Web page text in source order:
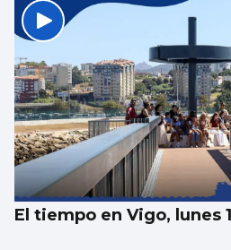
El Puerto pone en
“skyline” de Guixar
El tiempo en Vigo, lunes